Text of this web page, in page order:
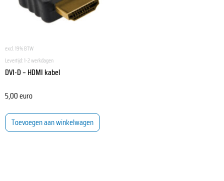
excl. 19% BTW
Levertijd:1-2 werkdagen
DVI-D – HDMI kabel
5,00euro
Toevoegen aan winkelwagen